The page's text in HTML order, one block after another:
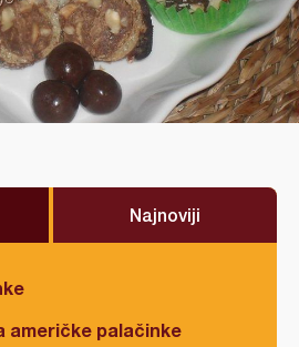
Najnoviji
američke palačinke